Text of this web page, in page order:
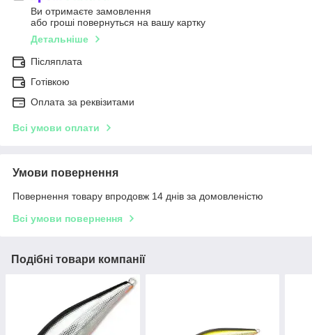
Ви отримаєте замовлення
або гроші повернуться на вашу картку
Детальніше
Післяплата
Готівкою
Оплата за реквізитами
Всі умови оплати
Умови повернення
Повернення товару впродовж 14 днів за домовленістю
Всі умови повернення
Подібні товари компанії